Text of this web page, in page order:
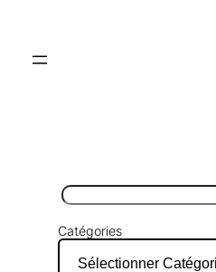
contenu
Rechercher
Catégories